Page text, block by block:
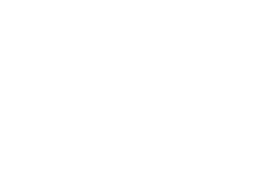
病员区域做好消毒、定时开窗
加强病区人员管理，每日严格
肠外科新冠疫情防控方案，并
冲区及清洁区，确保医护人员
及核酸检测物资的管理，每日
体医护人员管理，对未在岗医